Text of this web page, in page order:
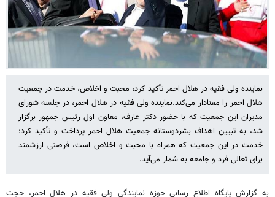
نماینده ولی فقیه در هلال احمر تأکید کرد، محبت و اخلاص، خدمت در جمعیت
هلال احمر را معنادار می‌کند.نماینده ولی فقیه در هلال احمر، در جلسه شورای
مدیران این جمعیت که با حضور دکتر عارف، معاون اول رئیس جمهور برگزار
شد، به تبیین اهداف بشردوستانه جمعیت هلال احمر پرداخت و تأکید کرد:
خدمت در این جمعیت که همراه با محبت و اخلاص است، فرصتی ارزشمند
برای تعالی فرد و جامعه به شمار می‌آید.
به گزارش پایگاه اطلاع رسانی حوزه نمایندگی ولی فقیه در هلال احمر، حجت